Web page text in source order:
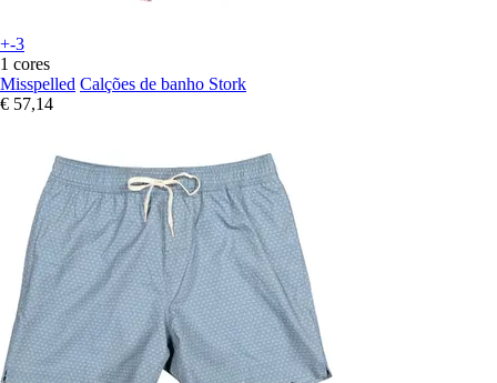
+-3
1 cores
Misspelled Calções de banho Stork
€ 57,14